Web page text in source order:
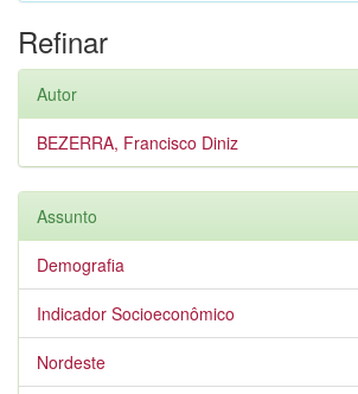
Refinar
Autor
BEZERRA, Francisco Diniz
Assunto
Demografia
Indicador Socioeconômico
Nordeste